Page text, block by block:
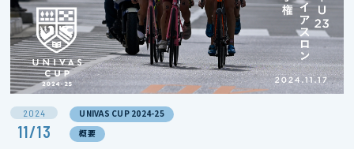
2024
11/13
UNIVAS CUP 2024-25
概要